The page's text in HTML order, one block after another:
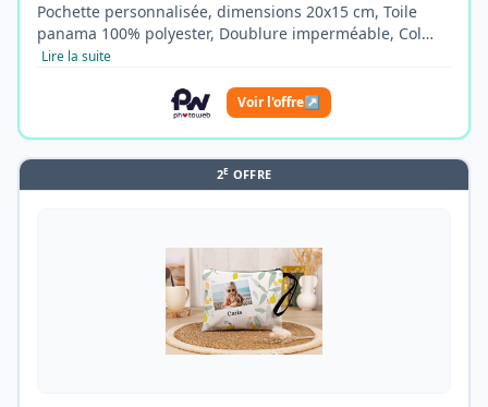
Pochette personnalisée, dimensions 20x15 cm, Toile
panama 100% polyester, Doublure imperméable, Col…
Lire la suite
Voir l'offre↗
2E OFFRE